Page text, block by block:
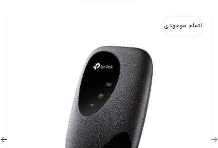
اتمام موجودی